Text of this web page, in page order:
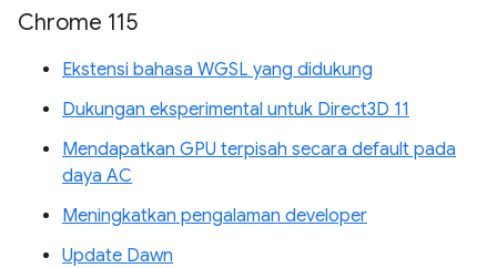
Chrome 115
Ekstensi bahasa WGSL yang didukung
Dukungan eksperimental untuk Direct3D 11
Mendapatkan GPU terpisah secara default pada
daya AC
Meningkatkan pengalaman developer
Update Dawn